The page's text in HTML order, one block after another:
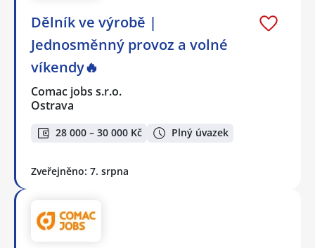
Dělník ve výrobě |
Jednosměnný provoz a volné
víkendy🔥
Comac jobs s.r.o.
Ostrava
28 000 – 30 000 Kč Plný úvazek
Zveřejněno: 7. srpna